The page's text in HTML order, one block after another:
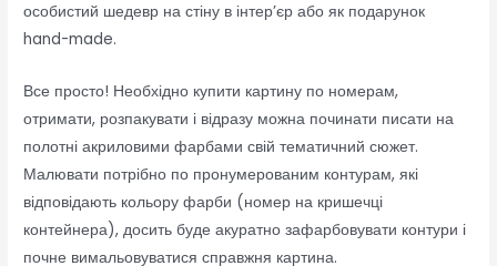
особистий шедевр на стіну в інтер’єр або як подарунок
hand-made.
Все просто! Необхідно купити картину по номерам,
отримати, розпакувати і відразу можна починати писати на
полотні акриловими фарбами свій тематичний сюжет.
Малювати потрібно по пронумерованим контурам, які
відповідають кольору фарби (номер на кришечці
контейнера), досить буде акуратно зафарбовувати контури і
почне вимальовуватися справжня картина.